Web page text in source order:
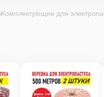
Комплектующие для